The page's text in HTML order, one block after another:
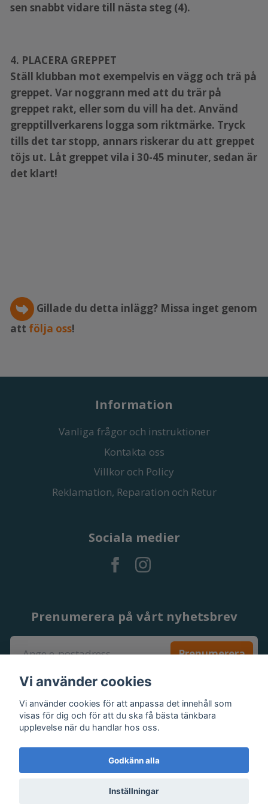
sen snabbt vidare till nästa steg (4).
4. PLACERA GREPPET
Ställ klubban mot exempelvis en vägg och trä på
greppet. Var noggrann med att du trär på
greppet rakt, eller som du vill ha det. Använd
grepptillverkarens logga som riktmärke. Tryck
tills det tar stopp, annars riskerar du att greppet
töjs ut. Låt greppet vila i 30-45 minuter, sedan är
det klart!
Gillade du detta inlägg? Missa inget genom
att följa oss!
Information
Vanliga frågor och instruktioner
Kontakta oss
Villkor och Policy
Reklamation, Reparation och Retur
Sociala medier
Prenumerera på vårt nyhetsbrev
Prenumerera
© 2026 Fritidsport
Vi använder cookies
Vi använder cookies för att anpassa det innehåll som
visas för dig och för att du ska få bästa tänkbara
upplevelse när du handlar hos oss.
Godkänn alla
Inställningar